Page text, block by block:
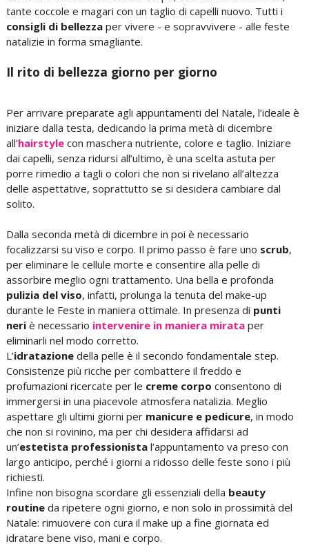
tante coccole e magari con un taglio di capelli nuovo. Tutti i
consigli di bellezzaper vivere - e sopravvivere - alle feste
natalizie in forma smagliante.
Il rito di bellezza giorno per giorno
Per arrivare preparate agli appuntamenti del Natale, l’ideale è
iniziare dalla testa, dedicando la prima metà di dicembre
all’hairstylecon maschera nutriente, colore e taglio. Iniziare
dai capelli, senza ridursi all’ultimo, è una scelta astuta per
porre rimedio a tagli o colori che non si rivelano all’altezza
delle aspettative, soprattutto se si desidera cambiare dal
solito.
Dalla seconda metà di dicembre in poi è necessario
focalizzarsi su viso e corpo. Il primo passo è fare uno scrub,
per eliminare le cellule morte e consentire alla pelle di
assorbire meglio ogni trattamento. Una bella e profonda
pulizia del viso, infatti, prolunga la tenuta del make-up
durante le Feste in maniera ottimale. In presenza di punti
neriè necessario intervenire in maniera mirataper
eliminarli nel modo corretto.
L’idratazione della pelle è il secondo fondamentale step.
Consistenze più ricche per combattere il freddo e
profumazioni ricercate per le creme corpo consentono di
immergersi in una piacevole atmosfera natalizia. Meglio
aspettare gli ultimi giorni per manicure e pedicure, in modo
che non si rovinino, ma per chi desidera affidarsi ad
un’estetista professionistal’appuntamento va preso con
largo anticipo, perché i giorni a ridosso delle feste sono i più
richiesti.
Infine non bisogna scordare gli essenziali della beauty
routineda ripetere ogni giorno, e non solo in prossimità del
Natale: rimuovere con cura il make up a fine giornata ed
idratare bene viso, mani e corpo.